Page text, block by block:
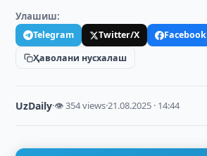
Улашиш:
Telegram Twitter/X
Facebook
Ҳаволани нусхалаш
UzDaily·👁 354 views·21.08.2025 · 14:44